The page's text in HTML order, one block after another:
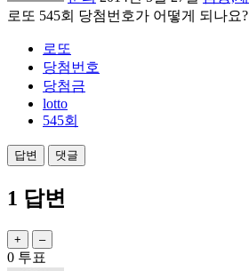
로또 545회 당첨번호가 어떻게 되나요?
로또
당첨번호
당첨금
lotto
545회
1 답변
0 투표